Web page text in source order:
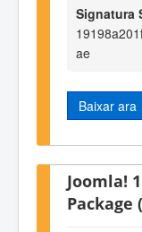
Signatura
ae
Baixar ara
Joomla!
Package